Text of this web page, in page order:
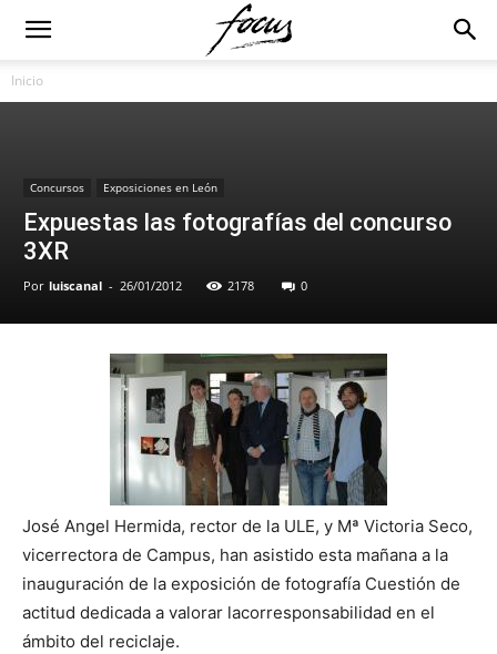
Inicio
Concursos Exposiciones en León
Expuestas las fotografías del concurso
3XR
Por luiscanal - 26/01/2012 2178 0
José Angel Hermida, rector de la ULE, y Mª Victoria Seco,
vicerrectora de Campus, han asistido esta mañana a la
inauguración de la exposición de fotografía Cuestión de
actitud dedicada a valorar lacorresponsabilidad en el
ámbito del reciclaje.